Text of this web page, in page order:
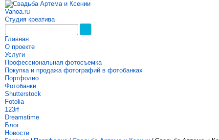
Vanoa.ru
Студия креатива
Главная
О проекте
Услуги
Профессиональная фотосъемка
Покупка и продажа фотографий в фотобанках
Портфолио
Фотобанки
Shutterstock
Fotolia
123rf
Dreamstime
Блог
Новости